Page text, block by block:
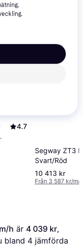
som kanske skulle
4.7
Segway ZT3
Svart/Röd
10 413 kr
Från 3 587 kr/
h är 4 039 kr,
bland 4 jämförda